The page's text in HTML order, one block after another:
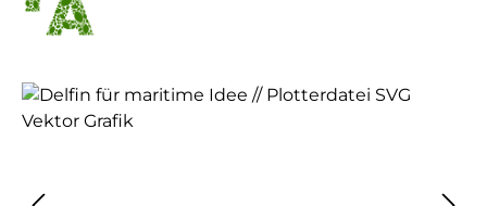
Bildergalerie überspringen